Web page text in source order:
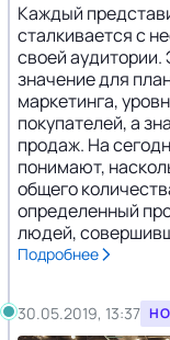
Каждый
сталкивается с
своей
значение для
маркетинга,
покупателей, а
продаж. На
понимают,
общего
определенный
людей,
Подробнее
30.05.2019, 13:37